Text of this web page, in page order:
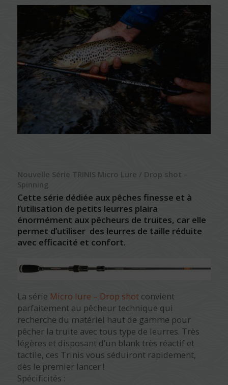
Nouvelle Série TRINIS Micro Lure / Drop shot –
Spinning
Cette série dédiée aux pêches finesse et à
l’utilisation de petits leurres plaira
énormément aux pêcheurs de truites, car elle
permet d’utiliser des leurres de taille réduite
avec efficacité et confort.
La série Micro lure – Drop shotconvient
parfaitement au pêcheur technique qui
recherche du matériel haut de gamme pour
pêcher la truite avec tous type de leurres. Très
légères et disposant d’un blank très réactif et
tactile, ces Trinis vous séduiront rapidement,
dès le premier lancer !
Spécificités :